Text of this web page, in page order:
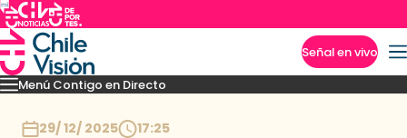
Señal en vivo
Menú Contigo en Directo
Momentos Novedades
29/ 12/ 2025 17:25
Imperdibles